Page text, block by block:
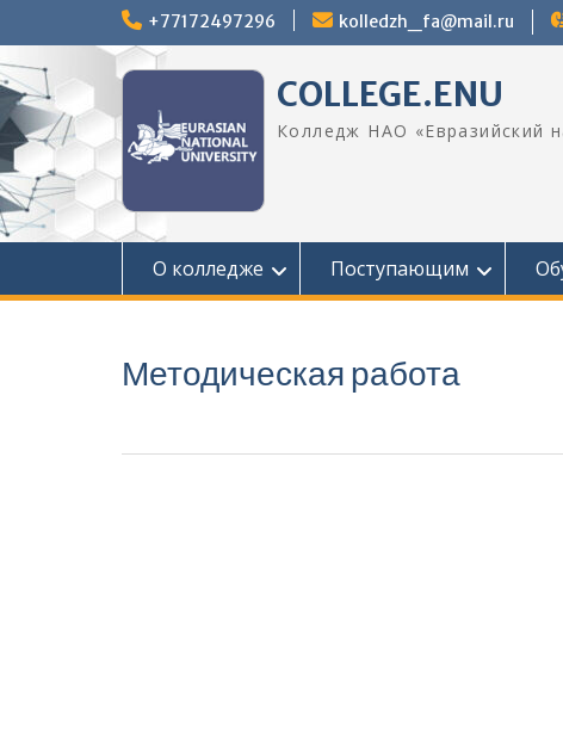
содержимому
+77172497296 kolledzh_fa@mail.ru
COLLEGE.ENU
Колледж НАО «Евразийский
О колледже Поступающим
Методическая работа